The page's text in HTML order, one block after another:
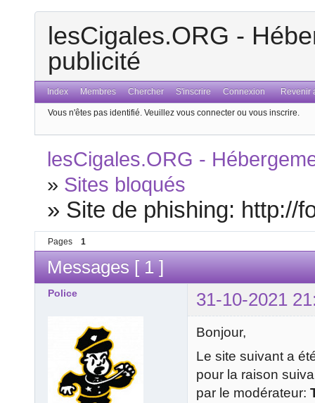
lesCigales.ORG -
publicité
Index Membres Chercher S'inscrire Connexion Revenir
Vous n'êtes pas identifié. Veuillez vous connecter ou vous inscrire.
lesCigales.ORG -
» Sites bloqués
» Site de phishing: http://
Pages 1
Messages [ 1 ]
Police 31-10-2021
Bonjour,
Le site suivant a
pour la raison
par le modérateur: